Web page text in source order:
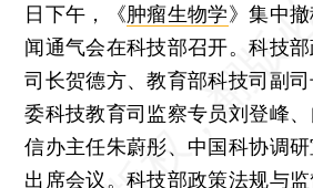
日下午，《肿瘤生物学》集中
闻通气会在科技部召开。科技
司长贺德方、教育部科技司副
委科技教育司监察专员刘登峰
信办主任朱蔚彤、中国科协调
出席会议。科技部政策法规与